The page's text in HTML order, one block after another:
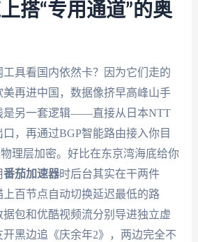
搭“专用通道”的奥
具看国内依然卡？因为它们走的
再进中国，数据像挤早高峰山手
是另一套逻辑——直接从日本NTT
，再通过BGP智能路由接入你目
理层加密。好比在东京湾海底给你
番茄加速器时后台其实在干两件
百节点自动切换延迟最低的路
包和优酷视频流分别导进独立虚
黑边追《庆余年2》，两边完全不